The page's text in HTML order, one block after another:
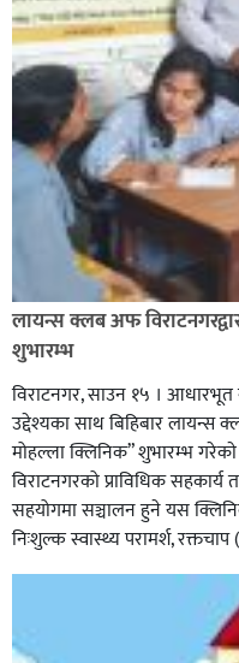
लायन्स क्लब अफ
शुभारम्भ
विराटनगर, साउन १५ ।
उद्देश्यका साथ बिहिबार लायन्स
मोहल्ला क्लिनिक” शुभारम्भ गरेकाे
विराटनगरको प्राविधिक
सहयोगमा सञ्चालन हुने यस
निःशुल्क स्वास्थ्य परामर्श,